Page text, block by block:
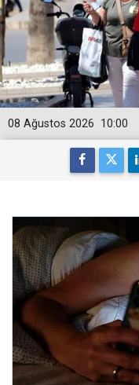
10:00
08 Ağustos 2026